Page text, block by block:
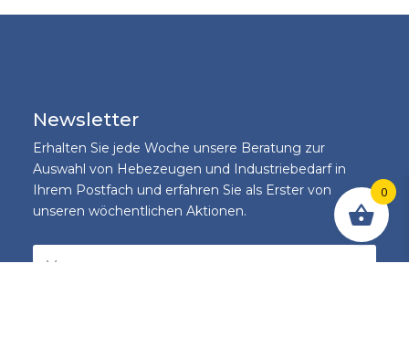
Newsletter
Erhalten Sie jede Woche unsere Beratung zur
Auswahl von Hebezeugen und Industriebedarf in
Ihrem Postfach und erfahren Sie als Erster von
unseren wöchentlichen Aktionen.
0